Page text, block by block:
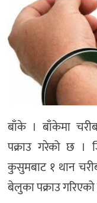
भिडियो
सिफारिस
बाँके । बाँकेमा
पक्राउ गरेको छ ।
कुसुमबाट १ थान
बेलुका पक्राउ